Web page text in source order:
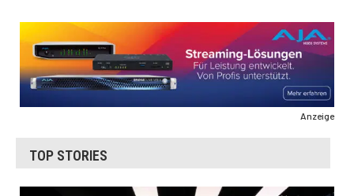
Anzeige
TOP STORIES